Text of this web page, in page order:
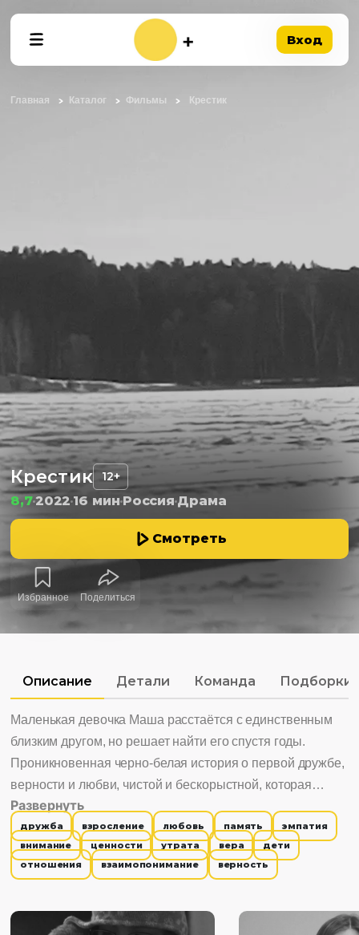
Вход
Главная Каталог Фильмы Крестик
Крестик 12+
8,7202216 минРоссия Драма
Смотреть
Избранное Поделиться
Описание Детали Команда Подборки
Маленькая девочка Маша расстаётся с единственным
близким другом, но решает найти его спустя годы.
Проникновенная черно-белая история о первой дружбе,
верности и любви, чистой и бескорыстной, которая
способна заново открыть ребенку мир.
Развернуть
дружба взросление любовь память
эмпатия
внимание
ценности утрата вера
дети
отношения
взаимопонимание верность